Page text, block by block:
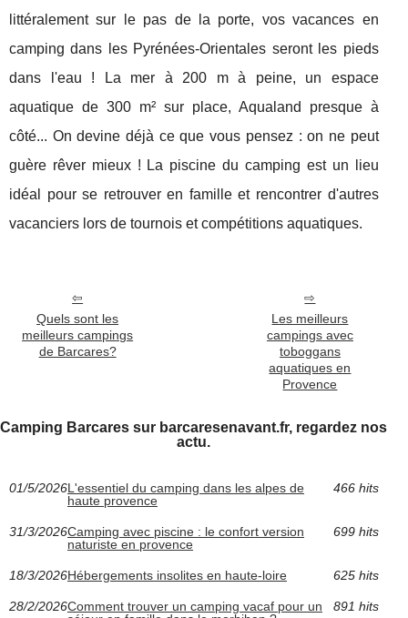
littéralement sur le pas de la porte, vos vacances en
camping dans les Pyrénées-Orientales seront les pieds
dans l'eau ! La mer à 200 m à peine, un espace
aquatique de 300 m² sur place, Aqualand presque à
côté... On devine déjà ce que vous pensez : on ne peut
guère rêver mieux ! La piscine du camping est un lieu
idéal pour se retrouver en famille et rencontrer d'autres
vacanciers lors de tournois et compétitions aquatiques.
Quels sont les
meilleurs campings
de Barcares?
Les meilleurs
campings avec
toboggans
aquatiques en
Provence
Camping Barcares sur barcaresenavant.fr, regardez nos
actu.
01/5/2026L'essentiel du camping dans les alpes de
haute provence
466 hits
31/3/2026Camping avec piscine : le confort version
naturiste en provence
699 hits
18/3/2026Hébergements insolites en haute-loire 625 hits
28/2/2026Comment trouver un camping vacaf pour un
891 hits